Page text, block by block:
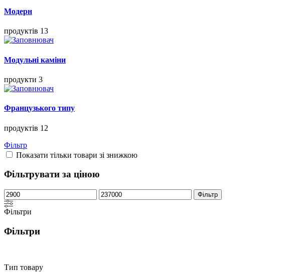
Модерн
продуктів 13
Модульні каміни
продукти 3
Французького типу
продуктів 12
Фільтр
Показати тільки товари зі знижкою
Фільтрувати за ціною
Мінімальна
ціна
Найбільша
ціна
Фільтр
Фільтри
Фільтри
Тип товару